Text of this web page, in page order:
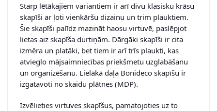
Starp lētākajiem variantiem ir arī divu klasisku krāsu
skapīši ar ļoti vienkāršu dizainu un trim plauktiem.
Šie skapīši palīdz mazināt haosu virtuvē, paslēpjot
lietas aiz skapīša durtiņām. Dārgāki skapīši ir cita
izmēra un platāki, bet tiem ir arī trīs plaukti, kas
atvieglo mājsaimniecības priekšmetu uzglabāšanu
un organizēšanu. Lielākā daļa Bonideco skapīšu ir
izgatavoti no skaidu plātnes (MDP).
Izvēlieties virtuves skapīšus, pamatojoties uz to